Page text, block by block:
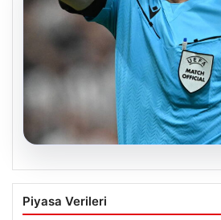
09.08.2026
Beşiktaş ve Hradec
Eşleşmesinin Hakem
Piyasa Verileri